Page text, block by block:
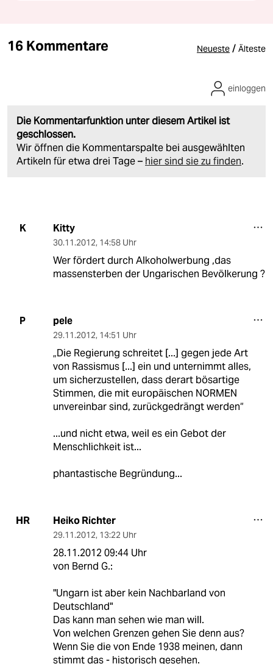
16 Kommentare Neueste / Älteste
Die Kommentarfunktion unter diesem Artikel ist
geschlossen.
Wir öffnen die Kommentarspalte bei ausgewählten
Artikeln für etwa drei Tage – hier sind sie zu finden.
einloggen
K Kitty
30.11.2012, 14:58 Uhr
Wer fördert durch Alkoholwerbung ,das
massensterben der Ungarischen Bevölkerung ?
P pele
29.11.2012, 14:51 Uhr
„Die Regierung schreitet [...] gegen jede Art
von Rassismus [...] ein und unternimmt alles,
um sicherzustellen, dass derart bösartige
Stimmen, die mit europäischen NORMEN
unvereinbar sind, zurückgedrängt werden“
...und nicht etwa, weil es ein Gebot der
Menschlichkeit ist...
phantastische Begründung...
HR Heiko Richter
29.11.2012, 13:22 Uhr
28.11.2012 09:44 Uhr
von Bernd G.:
"Ungarn ist aber kein Nachbarland von
Deutschland"
Das kann man sehen wie man will.
Von welchen Grenzen gehen Sie denn aus?
Wenn Sie die von Ende 1938 meinen, dann
stimmt das - historisch gesehen.